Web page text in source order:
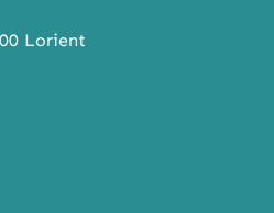
Lorient